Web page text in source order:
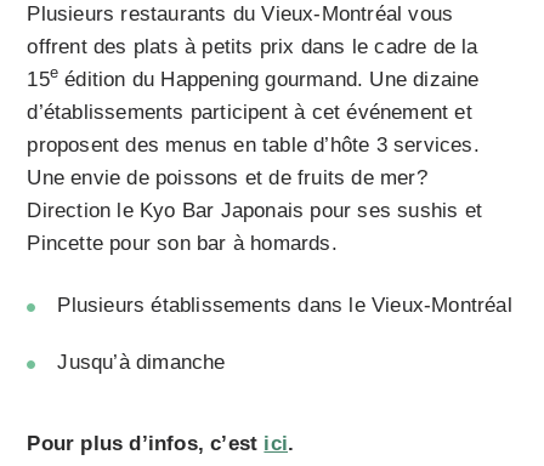
Plusieurs restaurants du Vieux-Montréal vous
offrent des plats à petits prix dans le cadre de la
15e édition du Happening gourmand. Une dizaine
d’établissements participent à cet événement et
proposent des menus en table d’hôte 3 services.
Une envie de poissons et de fruits de mer?
Direction le Kyo Bar Japonais pour ses sushis et
Pincette pour son bar à homards.
Plusieurs établissements dans le Vieux-Montréal
Jusqu’à dimanche
Pour plus d’infos, c’est ici.